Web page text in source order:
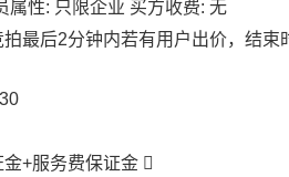
属性: 只限企业 买方收费: 无
拍最后2分钟内若有用户出价，结
+服务费保证金 